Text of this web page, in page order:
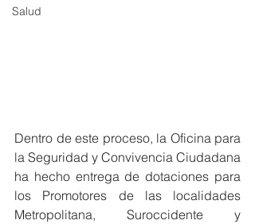
Salud
Dentro de este proceso, la Oficina para
la Seguridad y Convivencia Ciudadana
ha hecho entrega de dotaciones para
los Promotores de las localidades
Metropolitana, Suroccidente y